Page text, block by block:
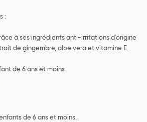
:
à ses ingrédients anti-irritations d'origine
de gingembre, aloe vera et vitamine E.
de 6 ans et moins.
de 6 ans et moins.